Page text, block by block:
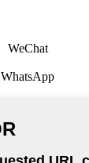
WeChat
WhatsApp